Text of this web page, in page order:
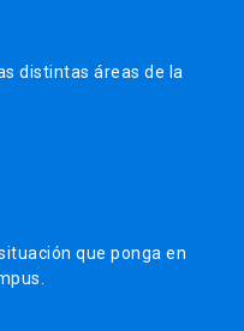
distintas áreas de la
que ponga en